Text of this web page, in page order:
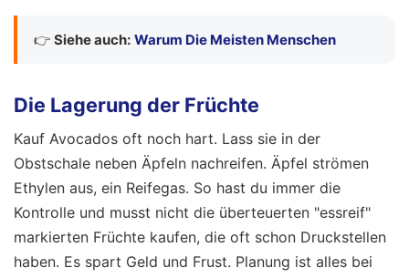
👉 Siehe auch: Warum Die Meisten Menschen
Die Lagerung der Früchte
Kauf Avocados oft noch hart. Lass sie in der
Obstschale neben Äpfeln nachreifen. Äpfel strömen
Ethylen aus, ein Reifegas. So hast du immer die
Kontrolle und musst nicht die überteuerten "essreif"
markierten Früchte kaufen, die oft schon Druckstellen
haben. Es spart Geld und Frust. Planung ist alles bei